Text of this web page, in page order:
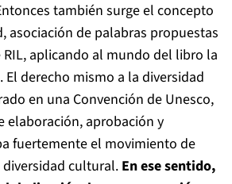
también surge el concepto
asociación de palabras propuestas
aplicando al mundo del libro la
derecho mismo a la diversidad
en una Convención de Unesco,
elaboración, aprobación y
fuertemente el movimiento de
cultural. En ese sentido,